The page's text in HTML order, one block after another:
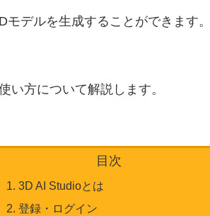
デルを生成することができます。
い方について解説します。
目次
3D AI Studioとは
登録・ログイン